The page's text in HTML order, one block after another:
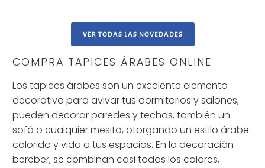
VER TODAS LAS NOVEDADES
COMPRA TAPICES ÁRABES ONLINE
Los tapices árabes son un excelente elemento
decorativo para avivar tus dormitorios y salones,
pueden decorar paredes y techos, también un
sofá o cualquier mesita, otorgando un estilo árabe
colorido y vida a tus espacios. En la decoración
bereber, se combinan casi todos los colores,